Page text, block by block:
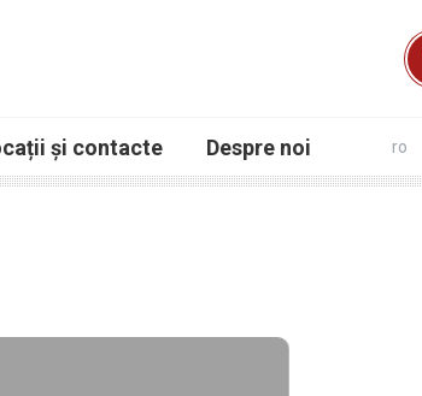
și contacte Despre noi ro